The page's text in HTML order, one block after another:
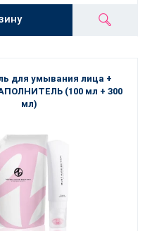
для умывания лица +
(100 мл + 300
мл)